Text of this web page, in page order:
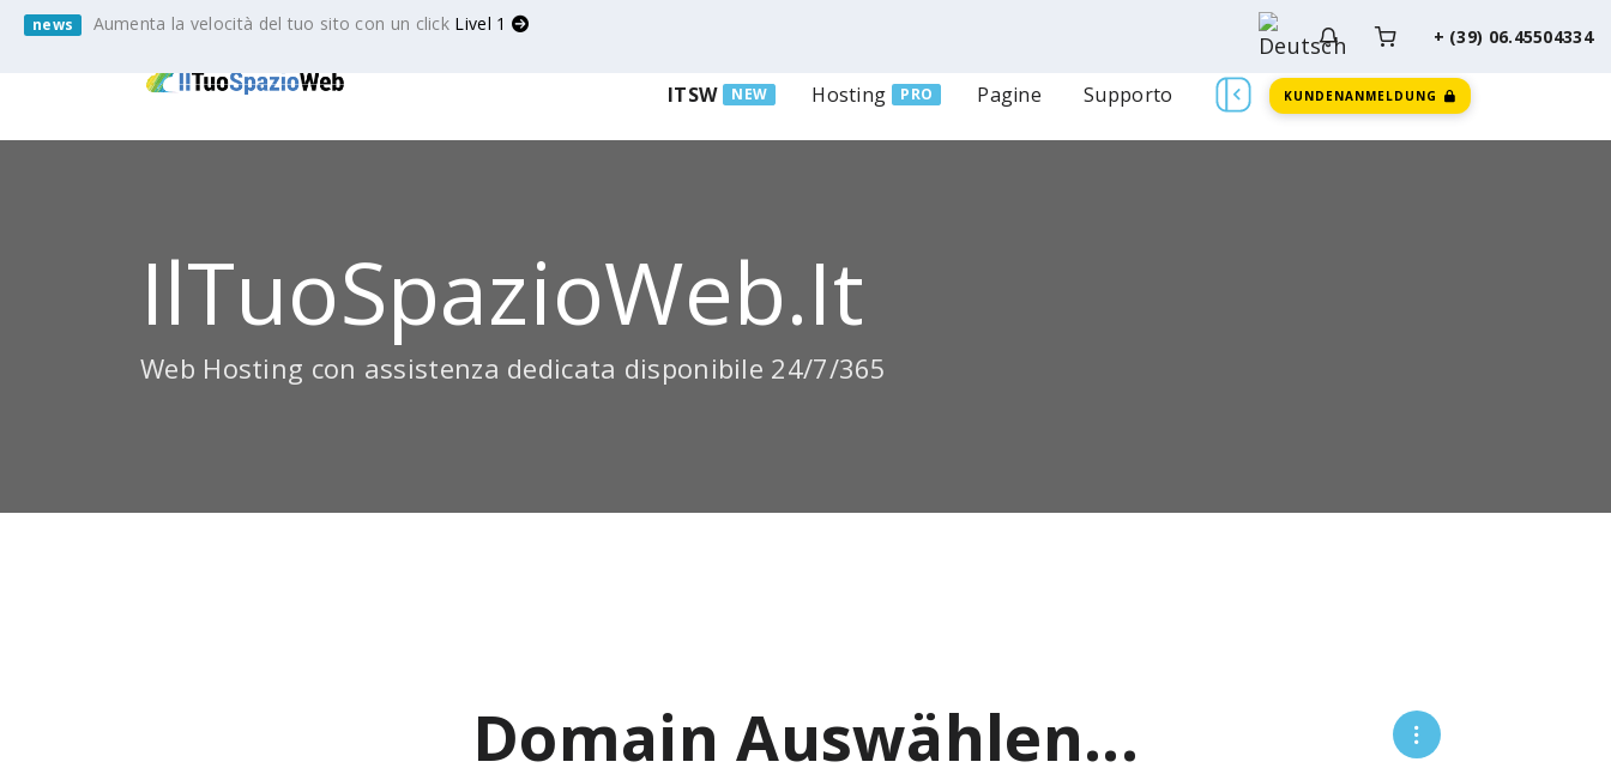
news Aumenta la velocità del tuo sito con un click Livel 1
+ (39) 06.45504334
ITSW NEW Hosting PRO Pagine Supporto KUNDENANMELDUNG
IlTuoSpazioWeb.it
Web Hosting con assistenza dedicata disponibile 24/7/365
Domain Auswählen...